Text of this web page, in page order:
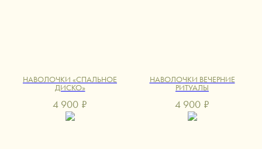
НАВОЛОЧКИ «СПАЛЬНОЕ
ДИСКО»
4 900 ₽
НАВОЛОЧКИ ВЕЧЕРНИЕ
РИТУАЛЫ
4 900 ₽